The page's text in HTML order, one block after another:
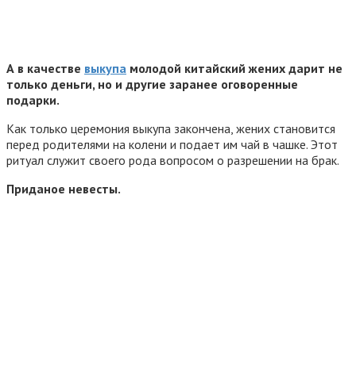
А в качестве выкупа молодой китайский жених дарит не
только деньги, но и другие заранее оговоренные
подарки.
Как только церемония выкупа закончена, жених становится
перед родителями на колени и подает им чай в чашке. Этот
ритуал служит своего рода вопросом о разрешении на брак.
Приданое невесты.